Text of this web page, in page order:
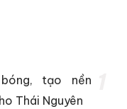
tạo nền
Thái Nguyên